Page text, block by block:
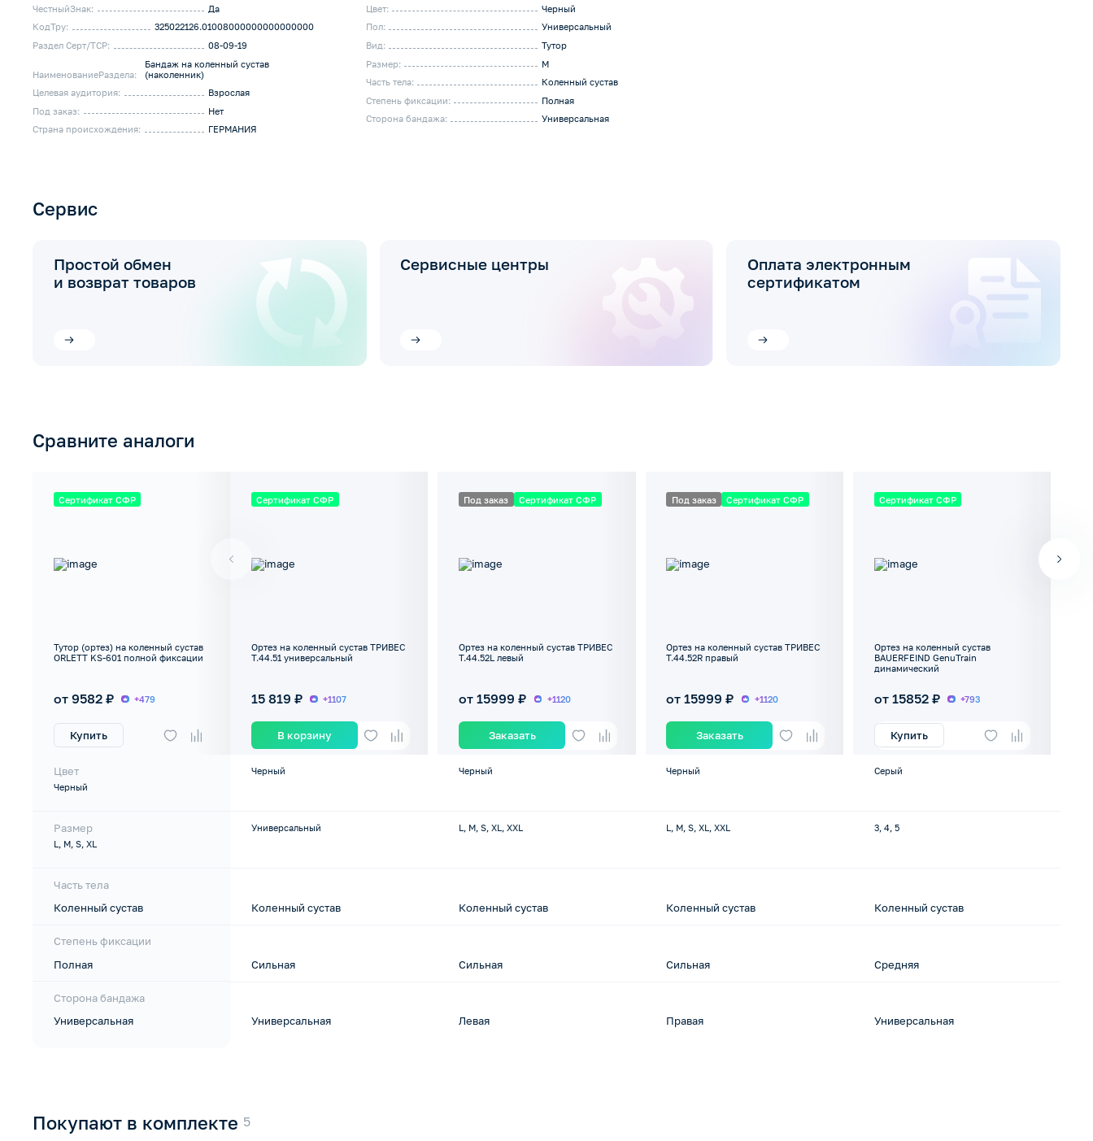
ЧестныйЗнак:
Да
КодТру:
325022126.01008000000000000000
Раздел Серт/ТСР:
08-09-19
НаименованиеРаздела:
Бандаж на коленный сустав
(наколенник)
Целевая аудитория:
Взрослая
Под заказ:
Нет
Страна происхождения:
ГЕРМАНИЯ
Цвет:
Черный
Пол:
Универсальный
Вид:
Тутор
Размер:
M
Часть тела:
Коленный сустав
Степень фиксации:
Полная
Сторона бандажа:
Универсальная
Сервис
Простой обмен
и возврат товаров
Сервисные центры
Оплата электронным
сертификатом
Сравните аналоги
Сертификат СФР
Тутор (ортез) на коленный сустав
ORLETT KS-601 полной фиксации
от 9582 ₽ +479
Купить
Цвет
Черный
Размер
L, M, S, XL
Часть тела
Коленный сустав
Степень фиксации
Полная
Сторона бандажа
Универсальная
Сертификат СФР
Ортез на коленный сустав ТРИВЕС
Т.44.51 универсальный
15 819 ₽ +1107
В корзину
Черный
Универсальный
Коленный сустав
Сильная
Универсальная
Под заказ Сертификат СФР
Ортез на коленный сустав ТРИВЕС
Т.44.52L левый
от 15999 ₽ +1120
Заказать
Черный
L, M, S, XL, XXL
Коленный сустав
Сильная
Левая
Под заказ Сертификат СФР
Ортез на коленный сустав ТРИВЕС
Т.44.52R правый
от 15999 ₽ +1120
Заказать
Черный
L, M, S, XL, XXL
Коленный сустав
Сильная
Правая
Сертификат СФР
Ортез на коленный сустав
BAUERFEIND GenuTrain
динамический
от 15852 ₽ +793
Купить
Серый
3, 4, 5
Коленный сустав
Средняя
Универсальная
Покупают в комплекте